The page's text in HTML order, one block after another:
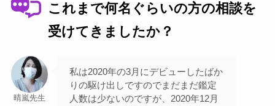
これまで何名ぐらいの方の相談を
受けてきましたか？
晴嵐先生
私は2020年の3月にデビューしたばか
りの駆け出しですのでまだまだ鑑定
人数は少ないのですが、2020年12月